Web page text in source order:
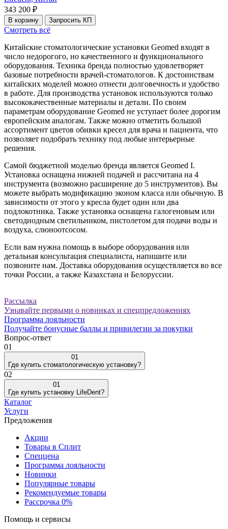
343 200 ₽
В корзину Запросить КП
Смотреть всё
Китайские стоматологические установки Geomed входят в
число недорогого, но качественного и функционального
оборудования. Техника бренда полностью удовлетворяет
базовые потребности врачей-стоматологов. К достоинствам
китайских моделей можно отнести долговечность и удобство
в работе. Для производства установок используются только
высококачественные материалы и детали. По своим
параметрам оборудование Geomed не уступает более дорогим
европейским аналогам. Также можно отметить большой
ассортимент цветов обивки кресел для врача и пациента, что
позволяет подобрать технику под любые интерьерные
решения.
Самой бюджетной моделью бренда является Geomed I.
Установка оснащена нижней подачей и рассчитана на 4
инструмента (возможно расширение до 5 инструментов). Вы
можете выбрать модификацию эконом класса или обычную. В
зависимости от этого у кресла будет один или два
подлокотника. Также установка оснащена галогеновым или
светодиодным светильником, пистолетом для подачи воды и
воздуха, слюноотсосом.
Если вам нужна помощь в выборе оборудования или
детальная консультация специалиста, напишите или
позвоните нам. Доставка оборудования осуществляется во все
точки России, а также Казахстана и Белоруссии.
Рассылка
Узнавайте первыми о новинках и спецпредложениях
Программа лояльности
Получайте бонусные баллы и привилегии за покупки
Вопрос-ответ
01
01
Где купить стоматологическую установку?
02
01
Где купить установку LifeDent?
Каталог
Услуги
Предложения
Акции
Товары в Сплит
Спеццена
Программа лояльности
Новинки
Популярные товары
Рекомендуемые товары
Рассрочка 0%
Помощь и сервисы